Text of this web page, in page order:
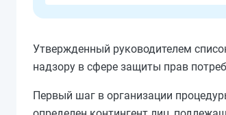
Утвержденный руководителем
надзору в сфере защиты прав
Первый шаг в организации